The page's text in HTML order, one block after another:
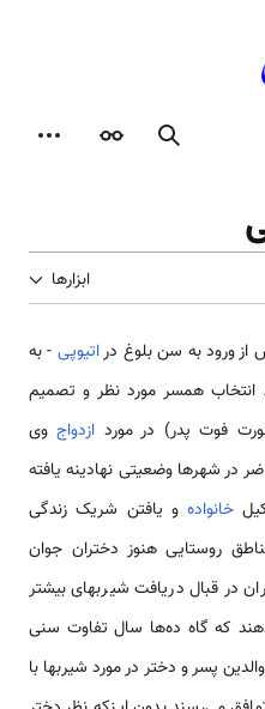
جستجوظاهر
ابزارها
ورود به سن بلوغ دراتیوپی - به
انتخاب همسر مورد نظر و تصمیم
فوت پدر) در مورد ازدواجوی
در شهرها وضعیتی نهادینه یافته
خانواده و یافتن شریک زندگی
روستایی هنوز دختران جوان
در قبال دریافت شیربهای بیشتر
که گاه ده‌ها سال تفاوت سنی
پسر و دختر در مورد شیربها با